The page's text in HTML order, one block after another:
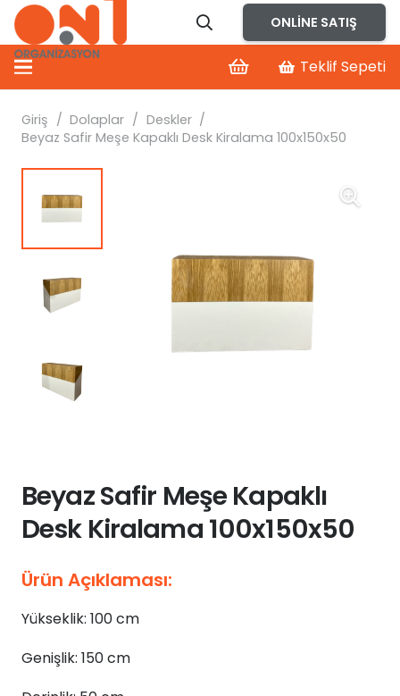
ONLINE SATIŞ
Teklif Sepeti
Giriş / Dolaplar / Deskler /
Beyaz Safir Meşe Kapaklı Desk Kiralama 100x150x50
Beyaz Safir Meşe Kapaklı
Desk Kiralama 100x150x50
Ürün Açıklaması:
Yükseklik: 100 cm
Genişlik: 150 cm